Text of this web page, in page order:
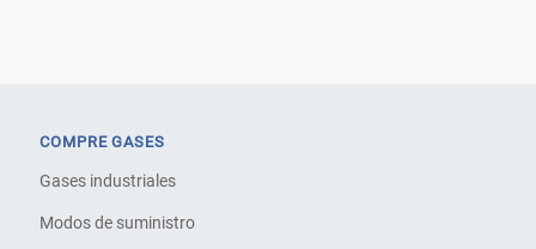
COMPRE GASES
Gases industriales
Modos de suministro